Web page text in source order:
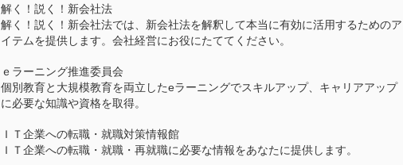
解く！説く！新会社法
解く！説く！新会社法では、新会社法を解釈して本当に有効に活用するためのア
イテムを提供します。会社経営にお役にたててください。
ｅラーニング推進委員会
個別教育と大規模教育を両立したeラーニングでスキルアップ、キャリアアップ
に必要な知識や資格を取得。
ＩＴ企業への転職・就職対策情報館
ＩＴ企業への転職・就職・再就職に必要な情報をあなたに提供します。